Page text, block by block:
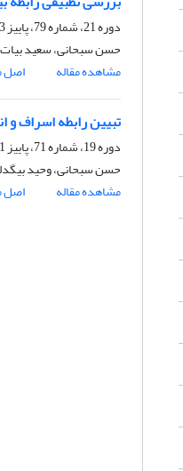
دوره 21، شماره 79، پاییز 1393، صفحه
حسن سبحانی، سعید بیات
مشاهده مقاله
اصل
تبیین رابطه اسراف و
دوره 19، شماره 71، پاییز 1391، صفحه
حسن سبحانی، وحید
مشاهده مقاله
اصل